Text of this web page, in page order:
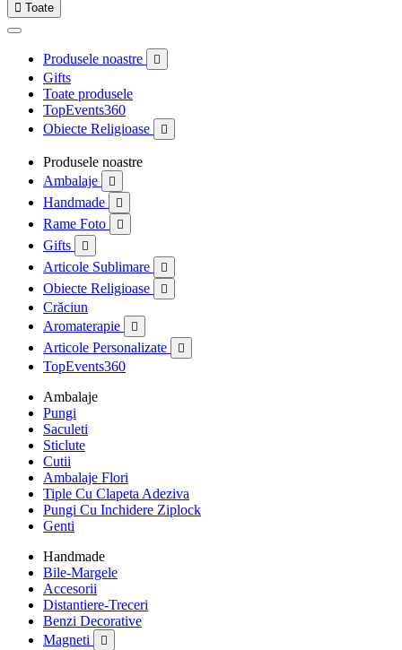
 Toate
Produsele noastre 
Gifts
Toate produsele
TopEvents360
Obiecte Religioase

Produsele noastre
Ambalaje

Handmade 
Rame Foto 
Gifts 
Articole Sublimare 
Obiecte Religioase 
Crăciun
Aromaterapie

Articole Personalizate 
TopEvents360
Ambalaje
Pungi
Saculeti
Sticlute
Cutii
Ambalaje Flori
Tiple Cu Clapeta Adeziva
Pungi Cu Inchidere Ziplock
Genti
Handmade
Bile-Margele
Accesorii
Distantiere-Treceri
Benzi Decorative
Magneti
